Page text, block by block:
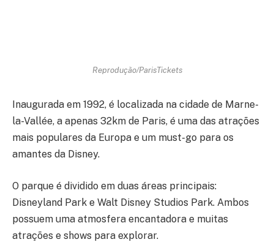
Reprodução/ParisTickets
Inaugurada em 1992, é localizada na cidade de Marne-
la-Vallée, a apenas 32km de Paris, é uma das atrações
mais populares da Europa e um must-go para os
amantes da Disney.
O parque é dividido em duas áreas principais:
Disneyland Park e Walt Disney Studios Park. Ambos
possuem uma atmosfera encantadora e muitas
atrações e shows para explorar.